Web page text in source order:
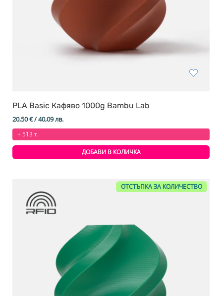
PLA Basic Кафяво 1000g Bambu Lab
20,50€/ 40,09 лв.
+ 513 т.
ДОБАВИ В КОЛИЧКА
ОТСТЪПКА ЗА КОЛИЧЕСТВО